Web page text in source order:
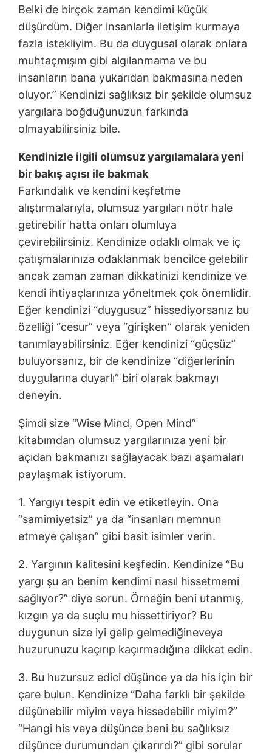
Belki de birçok zaman kendimi küçük
düşürdüm. Diğer insanlarla iletişim kurmaya
fazla istekliyim. Bu da duygusal olarak onlara
muhtaçmışım gibi algılanmama ve bu
insanların bana yukarıdan bakmasına neden
oluyor.” Kendinizi sağlıksız bir şekilde olumsuz
yargılara boğduğunuzun farkında
olmayabilirsiniz bile.
Kendinizle ilgili olumsuz yargılamalara yeni
bir bakış açısı ile bakmak
Farkındalık ve kendini keşfetme
alıştırmalarıyla, olumsuz yargıları nötr hale
getirebilir hatta onları olumluya
çevirebilirsiniz. Kendinize odaklı olmak ve iç
çatışmalarınıza odaklanmak bencilce gelebilir
ancak zaman zaman dikkatinizi kendinize ve
kendi ihtiyaçlarınıza yöneltmek çok önemlidir.
Eğer kendinizi “duygusuz” hissediyorsanız bu
özelliği “cesur” veya “girişken” olarak yeniden
tanımlayabilirsiniz. Eğer kendinizi “güçsüz”
buluyorsanız, bir de kendinize “diğerlerinin
duygularına duyarlı” biri olarak bakmayı
deneyin.
Şimdi size “Wise Mind, Open Mind”
kitabımdan olumsuz yargılarınıza yeni bir
açıdan bakmanızı sağlayacak bazı aşamaları
paylaşmak istiyorum.
1. Yargıyı tespit edin ve etiketleyin. Ona
“samimiyetsiz” ya da “insanları memnun
etmeye çalışan” gibi basit isimler verin.
2. Yargının kalitesini keşfedin. Kendinize “Bu
yargı şu an benim kendimi nasıl hissetmemi
sağlıyor?” diye sorun. Örneğin beni utanmış,
kızgın ya da suçlu mu hissettiriyor? Bu
duygunun size iyi gelip gelmediğineveya
huzurunuzu kaçırıp kaçırmadığına dikkat edin.
3. Bu huzursuz edici düşünce ya da his için bir
çare bulun. Kendinize “Daha farklı bir şekilde
düşünebilir miyim veya hissedebilir miyim?”
“Hangi his veya düşünce beni bu sağlıksız
düşünce durumundan çıkarırdı?” gibi sorular